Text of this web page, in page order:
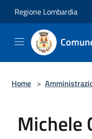
Regione Lombardia
Home >
Michele